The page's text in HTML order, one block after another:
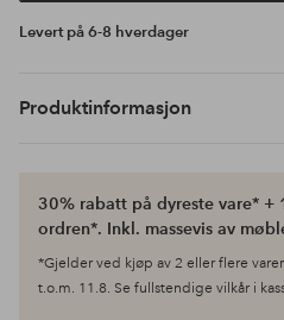
Levert på 6-8 hverdager
Produktinformasjon
30% rabatt på dyreste vare* +
ordren*. Inkl. massevis av
*Gjelder ved kjøp av 2 eller flere
t.o.m. 11.8. Se fullstendige vilkår i